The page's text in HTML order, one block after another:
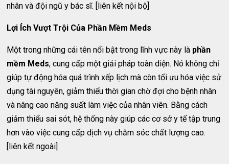
nhân và đội ngũ y bác sĩ. [liên kết nội bộ]
Lợi Ích Vượt Trội Của Phần Mềm Meds
Một trong những cái tên nổi bật trong lĩnh vực này là phần
mềm Meds, cung cấp một giải pháp toàn diện. Nó không chỉ
giúp tự động hóa quá trình xếp lịch mà còn tối ưu hóa việc sử
dụng tài nguyên, giảm thiểu thời gian chờ đợi cho bệnh nhân
và nâng cao năng suất làm việc của nhân viên. Bằng cách
giảm thiểu sai sót, hệ thống này giúp các cơ sở y tế tập trung
hơn vào việc cung cấp dịch vụ chăm sóc chất lượng cao.
[liên kết ngoài]